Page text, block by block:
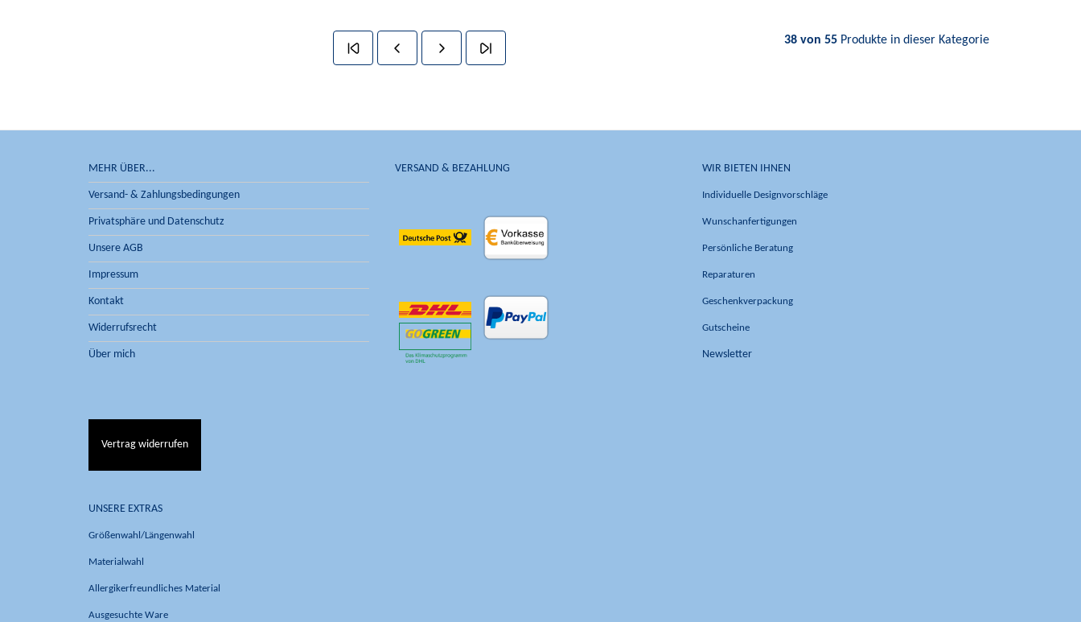
38 von 55 Produkte in dieser Kategorie
MEHR ÜBER...
Versand- & Zahlungsbedingungen
Privatsphäre und Datenschutz
Unsere AGB
Impressum
Kontakt
Widerrufsrecht
Über mich
Vertrag widerrufen
VERSAND & BEZAHLUNG WIR BIETEN IHNEN
Individuelle Designvorschläge
Wunschanfertigungen
Persönliche Beratung
Reparaturen
Geschenkverpackung
Gutscheine
Newsletter
UNSERE EXTRAS
Größenwahl/Längenwahl
Materialwahl
Allergikerfreundliches Material
Ausgesuchte Ware